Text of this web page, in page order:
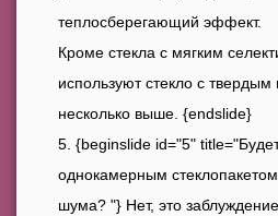
теплосберегающий эффект.
Кроме стекла с мягким
используют стекло с
несколько выше. {endslide}
{beginslide id="5"
однокамерным
шума? "} Нет, это